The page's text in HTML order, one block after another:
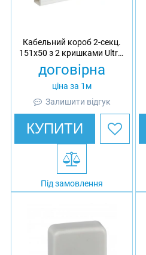
Кабельний короб 2-секц.
151х50 з 2 кришками Ultra,
ПВХ, довжина 2 м
договірна
ціна за 1м
Залишити відгук
КУПИТИ
Під замовлення